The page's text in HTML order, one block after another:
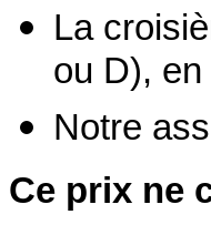
La
ou D),
Notre
Ce prix ne